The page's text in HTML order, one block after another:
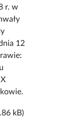
r. w
12
kB)